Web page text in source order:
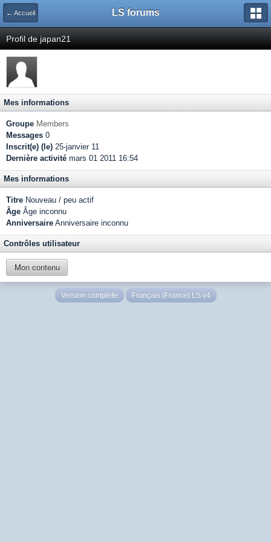
← Accueil LS forums
Profil de japan21
Mes informations
Groupe Members
Messages 0
Inscrit(e) (le) 25-janvier 11
Dernière activité mars 01 2011 16:54
Mes informations
Titre Nouveau / peu actif
Âge Âge inconnu
Anniversaire Anniversaire inconnu
Contrôles utilisateur
Mon contenu
Version complète Français (France) LS v4